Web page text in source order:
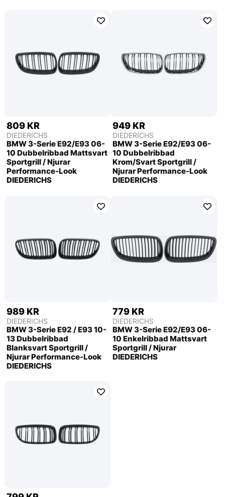
809 KR
DIEDERICHS
BMW 3-Serie E92/E93 06-
10 Dubbelribbad Mattsvart
Sportgrill / Njurar
Performance-Look
DIEDERICHS
949 KR
DIEDERICHS
BMW 3-Serie E92/E93 06-
10 Dubbelribbad
Krom/Svart Sportgrill /
Njurar Performance-Look
DIEDERICHS
989 KR
DIEDERICHS
BMW 3-Serie E92 / E93 10-
13 Dubbelribbad
Blanksvart Sportgrill /
Njurar Performance-Look
DIEDERICHS
779 KR
DIEDERICHS
BMW 3-Serie E92/E93 06-
10 Enkelribbad Mattsvart
Sportgrill / Njurar
DIEDERICHS